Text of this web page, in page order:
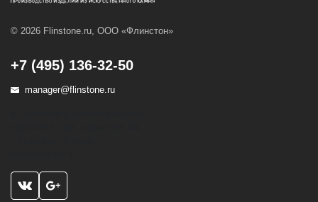
© 2026 Flinstone.ru, ООО «Флинстон»
+7 (495) 136-32-50
manager@flinstone.ru